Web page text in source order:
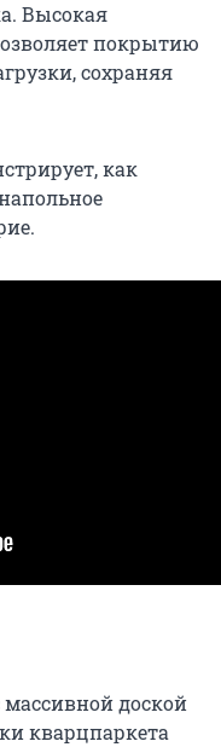
Высокая
покрытию
сохраняя
как
массивной доской
кварцпаркета